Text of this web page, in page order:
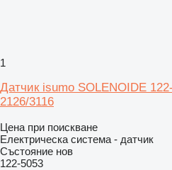
1
Датчик isumo SOLENOIDE
2126/3116
Цена при поискване
Електрическа система - датчик
Състояние нов
122-5053